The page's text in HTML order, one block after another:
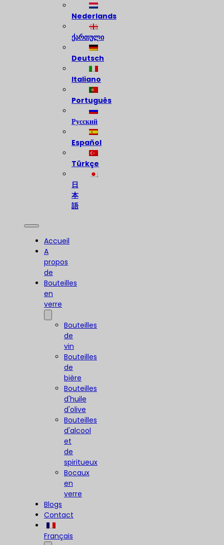
Nederlands
ქართული
Deutsch
Italiano
Português
Русский
Español
Türkçe
日
本
語
Accueil
A
propos
de
Bouteilles
en
verre
Bouteilles
de
vin
Bouteilles
de
bière
Bouteilles
d'huile
d'olive
Bouteilles
d'alcool
et
de
spiritueux
Bocaux
en
verre
Blogs
Contact
Français